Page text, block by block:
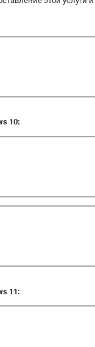
10:
11: